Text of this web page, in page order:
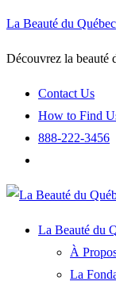
La Beauté du Québec
Découvrez la beauté
Contact Us
How to Find
888-222-3456
La Beauté du
À
La